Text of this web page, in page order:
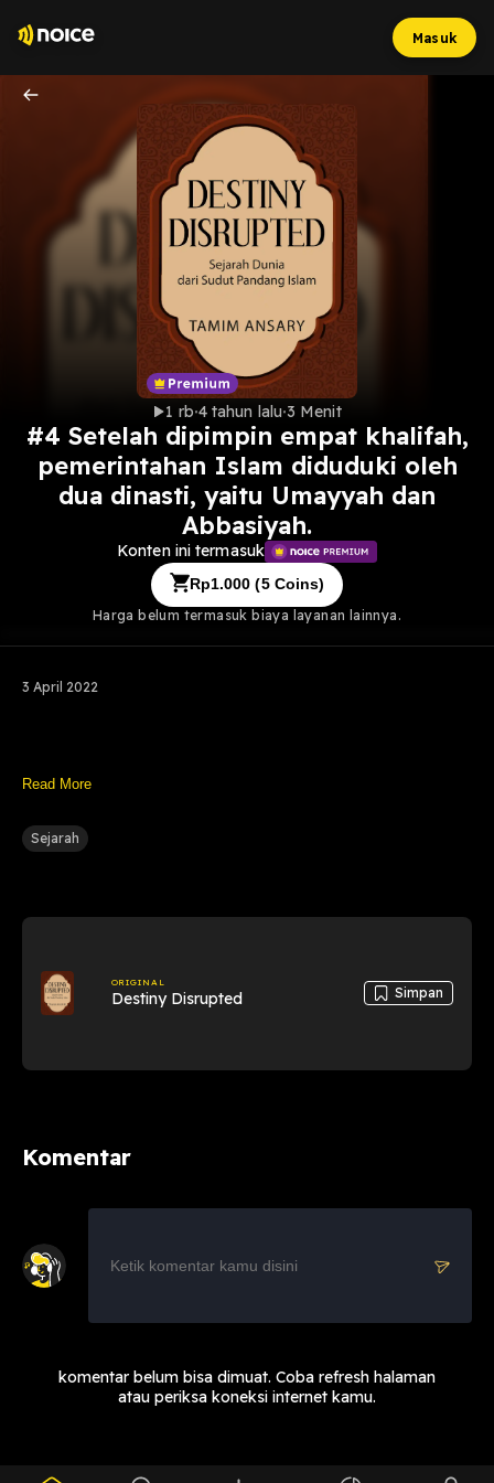
Masuk
1 rb 4 tahun lalu 3 Menit
#4 Setelah dipimpin empat khalifah,
pemerintahan Islam diduduki oleh
dua dinasti, yaitu Umayyah dan
Abbasiyah.
Konten ini termasuk
Rp1.000 (5Coins)
Harga belum termasuk biaya layanan lainnya.
3 April 2022
Read More
Sejarah
ORIGINAL
Destiny Disrupted Simpan
Komentar
komentar belum bisa dimuat. Coba refresh halaman
atau periksa koneksi internet kamu.